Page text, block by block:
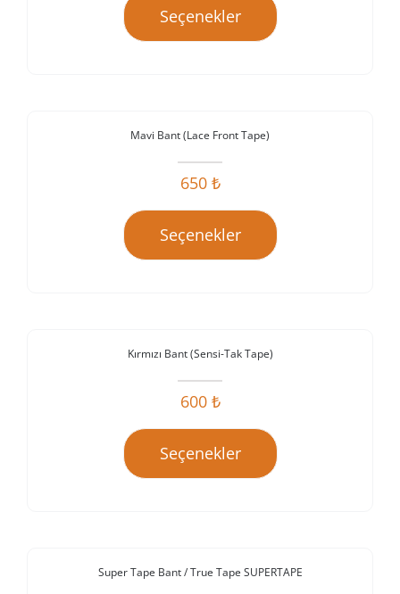
TOPTAN PROTEZ SAÇ
Seçenekler
Mavi Bant (Lace Front Tape)
650 ₺
Seçenekler
Kırmızı Bant (Sensi-Tak Tape)
600 ₺
Seçenekler
Super Tape Bant / True Tape SUPERTAPE